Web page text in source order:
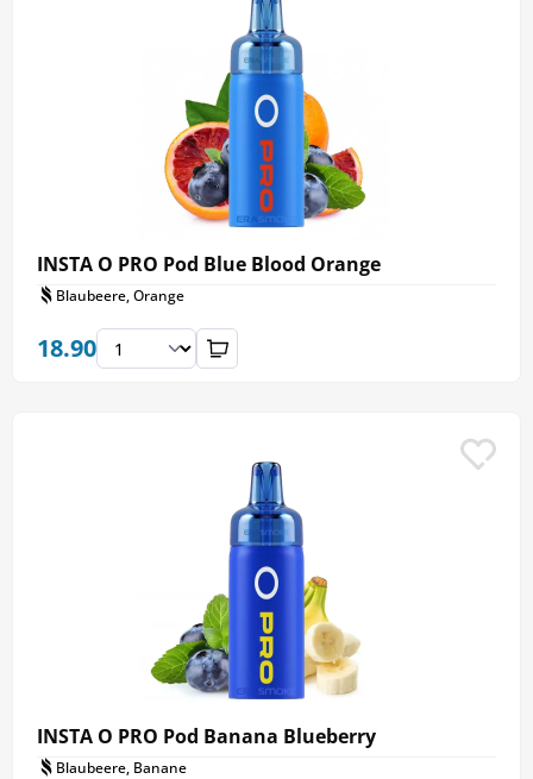
INSTA O PRO Pod Blue Blood Orange
Blaubeere, Orange
18.90
INSTA O PRO Pod Banana Blueberry
Blaubeere, Banane